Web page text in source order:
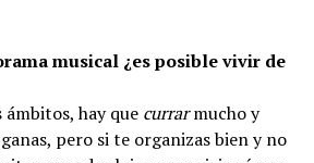
musical ¿es posible vivir de
hay que currarmucho y
pero si te organizas bien y no